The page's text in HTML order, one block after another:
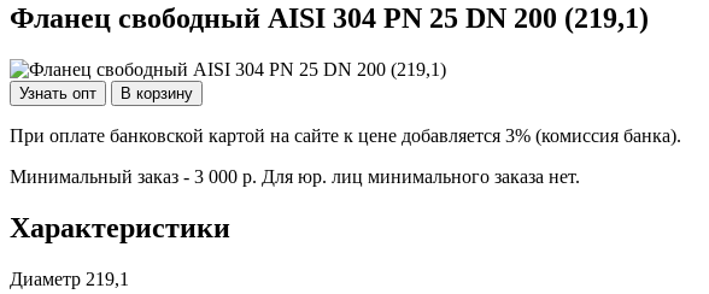
Фланец свободный AISI 304 PN 25 DN 200 (219,1)
Узнать опт В корзину
При оплате банковской картой на сайте к цене добавляется 3% (комиссия банка).
Минимальный заказ - 3 000 р. Для юр. лиц минимального заказа нет.
Характеристики
Диаметр 219,1